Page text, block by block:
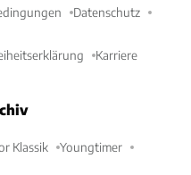
Datenschutz
Karriere
Klassik Youngtimer